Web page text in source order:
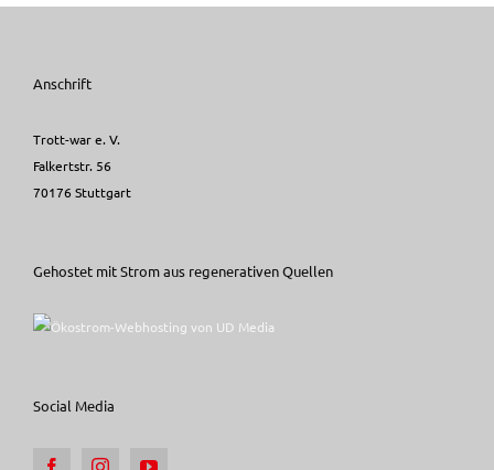
Anschrift
Trott-war e. V.
Falkertstr. 56
70176 Stuttgart
Gehostet mit Strom aus regenerativen Quellen
Social Media